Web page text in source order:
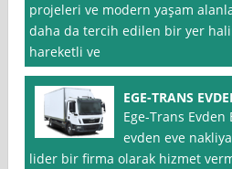
projeleri ve modern yaşam
daha da tercih edilen bir yer
hareketli ve
EGE-TRANS
Ege-Trans Evden
evden eve
lider bir firma olarak hizmet